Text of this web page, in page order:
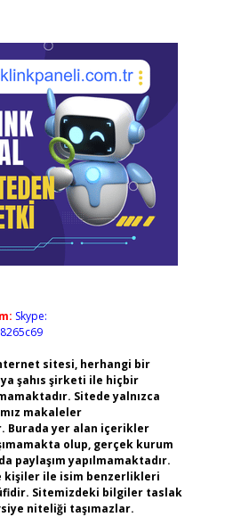
Skype:
sitesi, herhangi bir
şahıs şirketi ile hiçbir
Sitede yalnızca
makaleler
Burada yer alan içerikler
olup, gerçek kurum
paylaşım yapılmamaktadır.
kişiler ile isim benzerlikleri
Sitemizdeki bilgiler taslak
niteliği taşımazlar.